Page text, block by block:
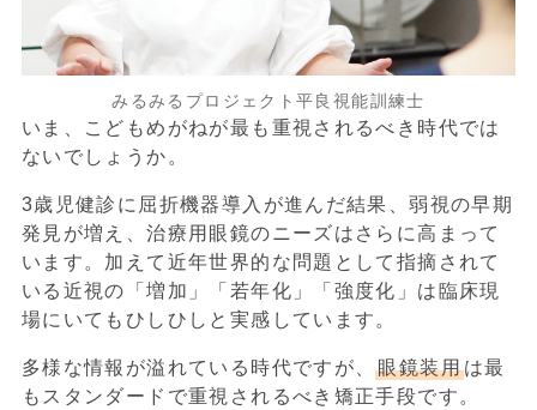
みるみるプロジェクト平良視能訓練士
いま、こどもめがねが最も重視されるべき時代では
ないでしょうか。
3歳児健診に屈折機器導入が進んだ結果、弱視の早期
発見が増え、治療用眼鏡のニーズはさらに高まって
います。加えて近年世界的な問題として指摘されて
いる 近視の「増加」「若年化」「強度化」は臨床現
場にいてもひしひしと実感しています。
多様な情報が溢れている時代ですが、眼鏡装用は最
もスタンダードで重視されるべき矯正手段です。